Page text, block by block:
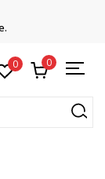
0 0